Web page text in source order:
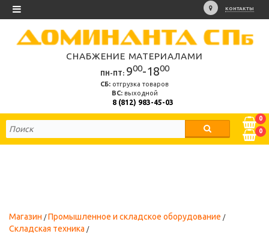
КОНТАКТЫ
СНАБЖЕНИЕ МАТЕРИАЛАМИ
ПН-ПТ: 900-1800
СБ: отгрузка товаров
ВС:выходной
8 (812) 983-45-03
0
0
Магазин
Промышленное и складское оборудование
Складская техника